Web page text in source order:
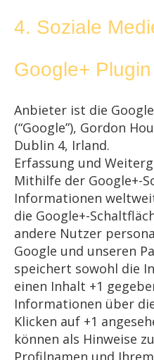
4. Soziale
Google+ Plugin
Anbieter ist die
(“Google”), Gordon
Dublin 4, Irland.
Erfassung und
Mithilfe der Google+-
Informationen
die Google+-
andere Nutzer
Google und unseren
speichert sowohl die
einen Inhalt +1
Informationen über
Klicken auf +1
können als Hinweise
Profilnamen und